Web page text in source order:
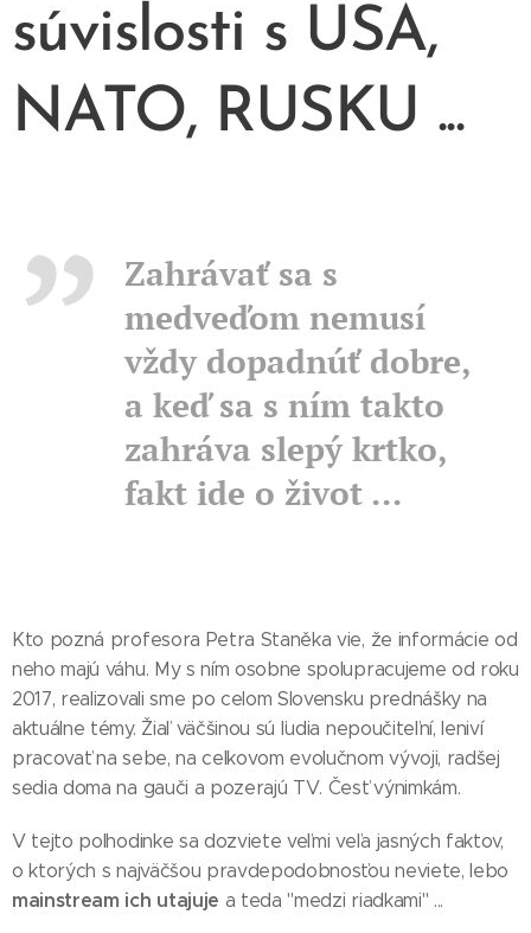
súvislosti s USA,
NATO, RUSKU ...
Zahrávať sa s
medveďom nemusí
vždy dopadnúť dobre,
a keď sa s ním takto
zahráva slepý krtko,
fakt ide o život ...
Kto pozná profesora Petra Staněka vie, že informácie od
neho majú váhu. My s ním osobne spolupracujeme od roku
2017, realizovali sme po celom Slovensku prednášky na
aktuálne témy. Žiaľ väčšinou sú ľudia nepoučiteľní, leniví
pracovať na sebe, na celkovom evolučnom vývoji, radšej
sedia doma na gauči a pozerajú TV. Česť výnimkám.
V tejto polhodinke sa dozviete veľmi veľa jasných faktov,
o ktorých s najväčšou pravdepodobnosťou neviete, lebo
mainstream ich utajuje a teda "medzi riadkami" ...